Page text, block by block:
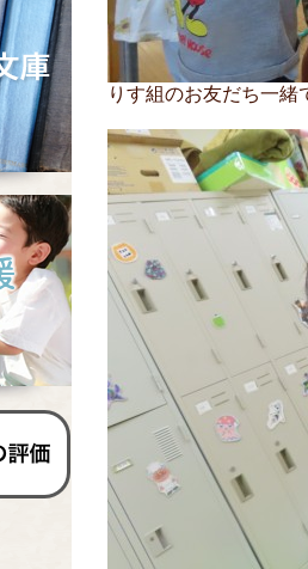
りす組のお友だち一